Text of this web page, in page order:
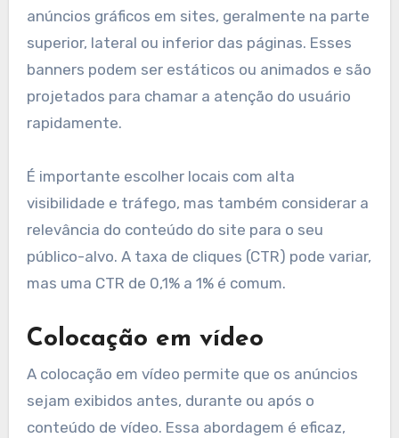
anúncios gráficos em sites, geralmente na parte
superior, lateral ou inferior das páginas. Esses
banners podem ser estáticos ou animados e são
projetados para chamar a atenção do usuário
rapidamente.
É importante escolher locais com alta
visibilidade e tráfego, mas também considerar a
relevância do conteúdo do site para o seu
público-alvo. A taxa de cliques (CTR) pode variar,
mas uma CTR de 0,1% a 1% é comum.
Colocação em vídeo
A colocação em vídeo permite que os anúncios
sejam exibidos antes, durante ou após o
conteúdo de vídeo. Essa abordagem é eficaz,